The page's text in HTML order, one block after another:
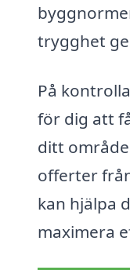
trygghet
På
för dig att
ditt
offerter
kan hjälpa
maximera